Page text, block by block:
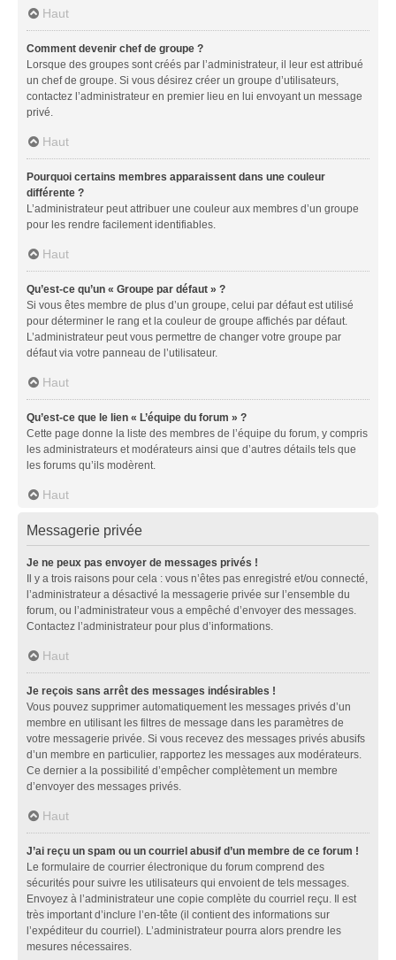
Haut
Comment devenir chef de groupe ?
Lorsque des groupes sont créés par l’administrateur, il leur est attribué
un chef de groupe. Si vous désirez créer un groupe d’utilisateurs,
contactez l’administrateur en premier lieu en lui envoyant un message
privé.
Haut
Pourquoi certains membres apparaissent dans une couleur
différente ?
L’administrateur peut attribuer une couleur aux membres d’un groupe
pour les rendre facilement identifiables.
Haut
Qu’est-ce qu’un « Groupe par défaut » ?
Si vous êtes membre de plus d’un groupe, celui par défaut est utilisé
pour déterminer le rang et la couleur de groupe affichés par défaut.
L’administrateur peut vous permettre de changer votre groupe par
défaut via votre panneau de l’utilisateur.
Haut
Qu’est-ce que le lien « L’équipe du forum » ?
Cette page donne la liste des membres de l’équipe du forum, y compris
les administrateurs et modérateurs ainsi que d’autres détails tels que
les forums qu’ils modèrent.
Haut
Messagerie privée
Je ne peux pas envoyer de messages privés !
Il y a trois raisons pour cela : vous n’êtes pas enregistré et/ou connecté,
l’administrateur a désactivé la messagerie privée sur l’ensemble du
forum, ou l’administrateur vous a empêché d’envoyer des messages.
Contactez l’administrateur pour plus d’informations.
Haut
Je reçois sans arrêt des messages indésirables !
Vous pouvez supprimer automatiquement les messages privés d’un
membre en utilisant les filtres de message dans les paramètres de
votre messagerie privée. Si vous recevez des messages privés abusifs
d’un membre en particulier, rapportez les messages aux modérateurs.
Ce dernier a la possibilité d’empêcher complètement un membre
d’envoyer des messages privés.
Haut
J’ai reçu un spam ou un courriel abusif d’un membre de ce forum !
Le formulaire de courrier électronique du forum comprend des
sécurités pour suivre les utilisateurs qui envoient de tels messages.
Envoyez à l’administrateur une copie complète du courriel reçu. Il est
très important d’inclure l’en-tête (il contient des informations sur
l’expéditeur du courriel). L’administrateur pourra alors prendre les
mesures nécessaires.